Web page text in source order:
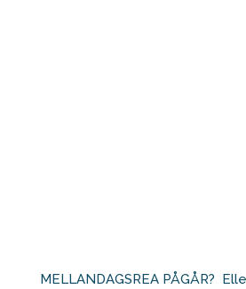
MELLANDAGSREA PÅGÅR?⁠